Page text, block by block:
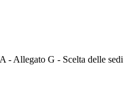
- Allegato G - Scelta delle sedi